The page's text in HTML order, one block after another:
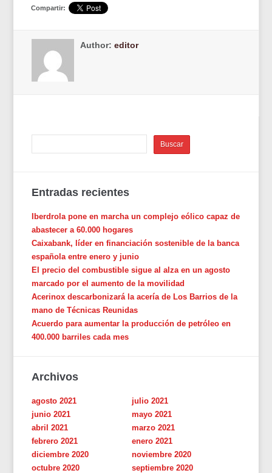
Compartir:
Author:editor
Entradas recientes
Iberdrola pone en marcha un complejo eólico capaz de
abastecer a 60.000 hogares
Caixabank, líder en financiación sostenible de la banca
española entre enero y junio
El precio del combustible sigue al alza en un agosto
marcado por el aumento de la movilidad
Acerinox descarbonizará la acería de Los Barrios de la
mano de Técnicas Reunidas
Acuerdo para aumentar la producción de petróleo en
400.000 barriles cada mes
Archivos
agosto 2021
julio 2021
junio 2021
mayo 2021
abril 2021
marzo 2021
febrero 2021
enero 2021
diciembre 2020
noviembre 2020
octubre 2020
septiembre 2020